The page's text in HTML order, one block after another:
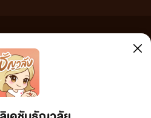
อข้อความใดๆ ทั้งสิ้น ดังนั้นผู้อ่านทุกท่านโปรดใช้
กท่านพบข้อความใดๆ ที่ขัดต่อกฎหมายและศีลธรรม
านจะได้ดำเนินการในทันที ทั้งนี้ ทางเว็บไซต์ขอสงวน
) พ.ศ.2558